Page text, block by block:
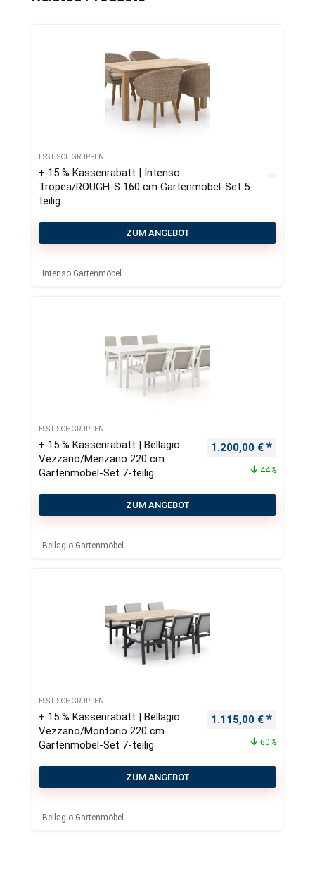
ESSTISCHGRUPPEN
+ 15 % Kassenrabatt | Intenso
Tropea/ROUGH-S 160 cm Gartenmöbel-Set 5-
teilig
ZUM ANGEBOT
Intenso Gartenmöbel
ESSTISCHGRUPPEN
+ 15 % Kassenrabatt | Bellagio
Vezzano/Menzano 220 cm
Gartenmöbel-Set 7-teilig
Ursprünglicher
1.200,00 €
44%
ZUM ANGEBOT
Bellagio Gartenmöbel
ESSTISCHGRUPPEN
+ 15 % Kassenrabatt | Bellagio
Vezzano/Montorio 220 cm
Gartenmöbel-Set 7-teilig
Ursprünglicher
1.115,00 €
60%
ZUM ANGEBOT
Bellagio Gartenmöbel